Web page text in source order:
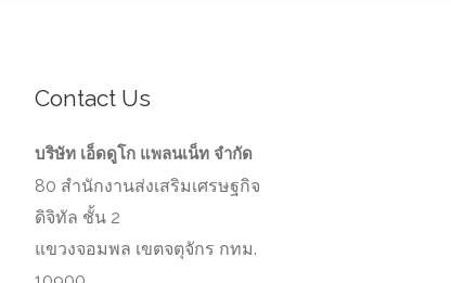
Contact Us
บริษัท เอ็ดดูโก แพลนเน็ท จำกัด
80 สำนักงานส่งเสริมเศรษฐกิจ
ดิจิทัล ชั้น 2
แขวงจอมพล เขตจตุจักร กทม.